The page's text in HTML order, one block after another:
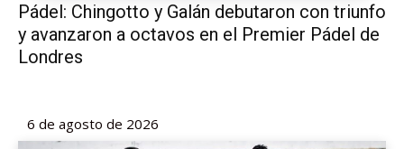
Pádel: Chingotto y Galán debutaron con triunfo
y avanzaron a octavos en el Premier Pádel de
Londres
6 de agosto de 2026